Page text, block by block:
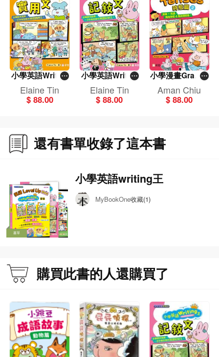
小學英語Writing
王：實用文（趣
味漫畫學英語）
Elaine Tin
$ 88.00
小學英語Writing
王：記敍文（趣
味漫畫學英語）
Elaine Tin
$ 88.00
小學漫畫Gramm
ar王：Tenses時
態篇2(趣味漫畫
Aman Chiu
$ 88.00
還有書單收錄了這本書
書單
小學英語writing王
MyBookOne收藏(1)
購買此書的人還購買了